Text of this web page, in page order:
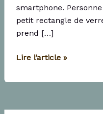
smartphone.
petit rectangle de
prend […]
Quelques
sur
de
Lire l’article »